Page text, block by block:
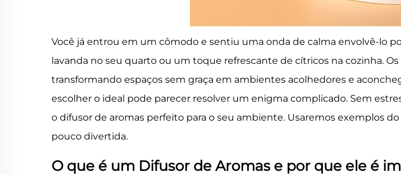
Você já entrou em um cômodo e sentiu uma onda de calma envolvê-lo
lavanda no seu quarto ou um toque refrescante de cítricos na cozinha.
transformando espaços sem graça em ambientes acolhedores e
escolher o ideal pode parecer resolver um enigma complicado. Sem
o difusor de aromas perfeito para o seu ambiente. Usaremos exemplos
pouco divertida.
O que é um Difusor de Aromas e por que ele é